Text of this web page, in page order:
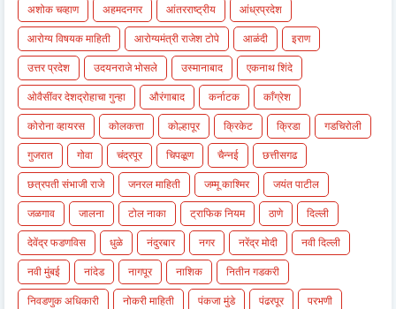
अशोक चव्हाण
अहमदनगर आंतरराष्ट्रीय
आंध्रप्रदेश
आरोग्य विषयक माहिती
आरोग्यमंत्री राजेश टोपे आळंदी
इराण
उत्तर प्रदेश
उदयनराजे भोसले उस्मानाबाद
एकनाथ शिंदे
ओवैसींवर देशद्रोहाचा गुन्हा
औरंगाबाद कर्नाटक
काँग्रेश
कोरोना व्हायरस
कोलकत्ता कोल्हापूर क्रिकेट क्रिडा
गडचिरोली
गुजरात
गोवा चंद्रपूर चिपळूण चैन्नई
छत्तीसगढ
छत्रपती संभाजी राजे
जनरल माहिती जम्मू काश्मिर
जयंत पाटील
जळगाव
जालना टोल नाका ट्राफिक नियम ठाणे
दिल्ली
देवेंद्र फडणविस
धुळे नंदुरबार नगर नरेंद्र मोदी
नवी दिल्ली
नवी मुंबई
नांदेड नागपूर नाशिक
नितीन गडकरी
निवडणुक अधिकारी
नोकरी माहिती पंकजा मुंडे पंढरपूर परभणी